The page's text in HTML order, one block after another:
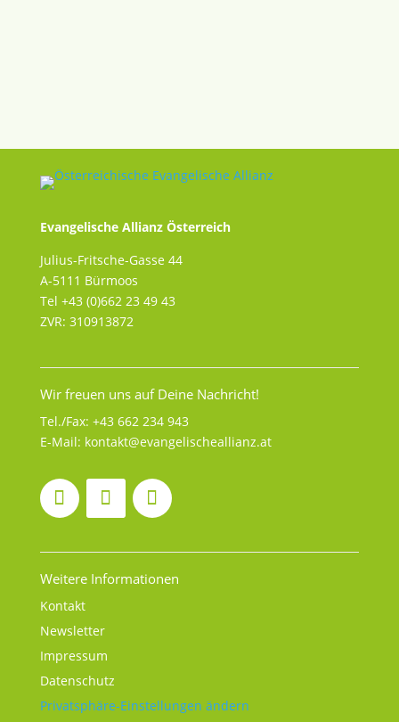
Evangelische Allianz Österreich
Julius-Fritsche-Gasse 44
A-5111 Bürmoos
Tel +43 (0)662 23 49 43
ZVR: 310913872
Wir freuen uns auf Deine Nachricht!
Tel./Fax: +43 662 234 943
E-Mail: kontakt@evangelischeallianz.at
Weitere Informationen
Kontakt
Newsletter
Impressum
Datenschutz
Privatsphäre-Einstellungen ändern